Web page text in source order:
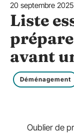
20 septembre 2025
Liste
avant
Déménagement
Oublier de